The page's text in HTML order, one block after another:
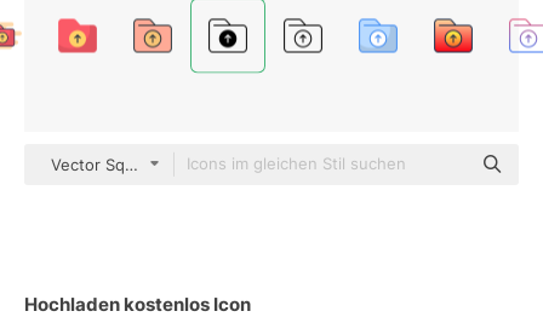
Vector Squad Mixed
Hochladen kostenlos Icon